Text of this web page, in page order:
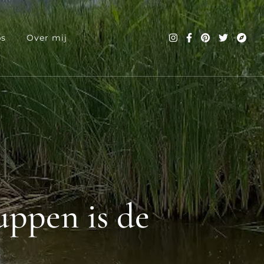
Over mij
is de